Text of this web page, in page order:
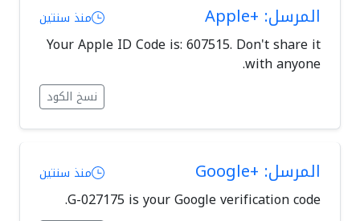
المرسل: +Apple منذ سنتين
Your Apple ID Code is: 607515. Don't share it
with anyone.
نسخ الكود
المرسل: +Google منذ سنتين
G-027175 is your Google verification code.